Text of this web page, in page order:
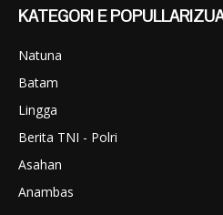
KATEGORI E
Natuna
Batam
Lingga
Berita TNI - Polri
Asahan
Anambas